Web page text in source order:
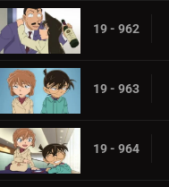
19 - 962
19 - 963
19 - 964